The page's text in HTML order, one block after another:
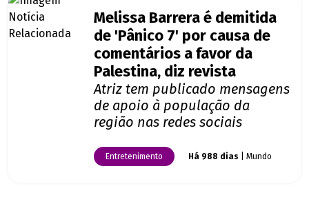
Melissa Barrera é demitida
de 'Pânico 7' por causa de
comentários a favor da
Palestina, diz revista
Atriz tem publicado mensagens
de apoio à população da
região nas redes sociais
Entretenimento Há 988 dias | Mundo